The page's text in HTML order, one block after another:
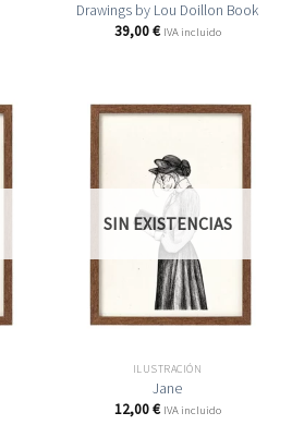
Drawings by Lou Doillon Book
39,00€ IVA incluido
SIN EXISTENCIAS
ILUSTRACIÓN
Jane
12,00€ IVA incluido